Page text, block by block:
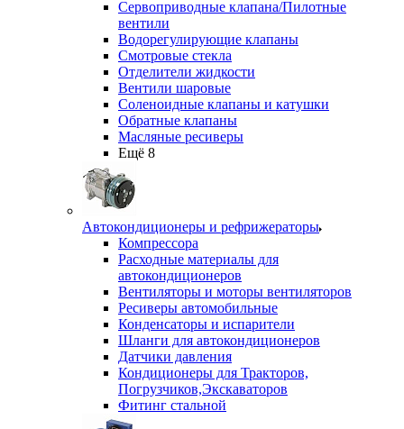
Сервоприводные клапана/Пилотные
вентили
Водорегулирующие клапаны
Смотровые стекла
Отделители жидкости
Вентили шаровые
Соленоидные клапаны и катушки
Обратные клапаны
Масляные ресиверы
Ещё 8
Автокондиционеры и рефрижераторы
Компрессора
Расходные материалы для
автокондиционеров
Вентиляторы и моторы вентиляторов
Ресиверы автомобильные
Конденсаторы и испарители
Шланги для автокондиционеров
Датчики давления
Кондиционеры для Тракторов,
Погрузчиков,Экскаваторов
Фитинг стальной